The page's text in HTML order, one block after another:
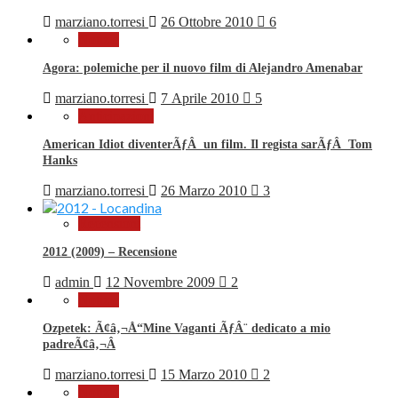
marziano.torresi 26 Ottobre 2010
6
Agora: polemiche per il nuovo film di Alejandro Amenabar
marziano.torresi 7 Aprile 2010
5
American Idiot diventerÃƒÂ un film. Il regista sarÃƒÂ Tom
Hanks
marziano.torresi 26 Marzo 2010 3
2012 (2009) – Recensione
admin 12 Novembre 2009
2
Ozpetek: Ã¢â‚¬Å“Mine Vaganti ÃƒÂ¨ dedicato a mio
padreÃ¢â‚¬Â
marziano.torresi 15 Marzo 2010
2